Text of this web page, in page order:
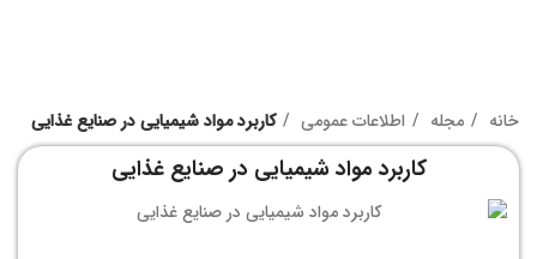
خانه مجله اطلاعات عمومی کاربرد مواد شیمیایی در صنایع غذایی
کاربرد مواد شیمیایی در صنایع غذایی